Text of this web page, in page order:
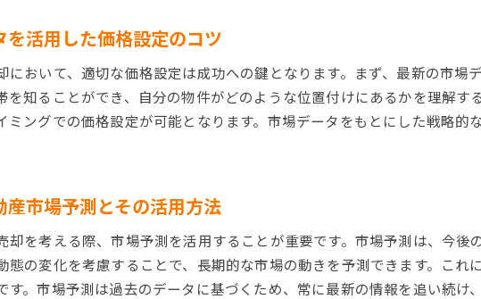
契約条件を有利に導くための工夫
交渉後のフォローアップで関係を維
オープンハウスでの印象を最大化す
写真と動画を用いた魅力的な物件紹
を活用した価格設定のコツ
において、適切な価格設定は成功への鍵となります。まず、最新の市
を知ることができ、自分の物件がどのような位置付けにあるかを理解
ミングでの価格設定が可能となります。市場データをもとにした戦略
市場予測とその活用方法
却を考える際、市場予測を活用することが重要です。市場予測は、今
態の変化を考慮することで、長期的な市場の動きを予測できます。こ
す。市場予測は過去のデータに基づくため、常に最新の情報を追い続け